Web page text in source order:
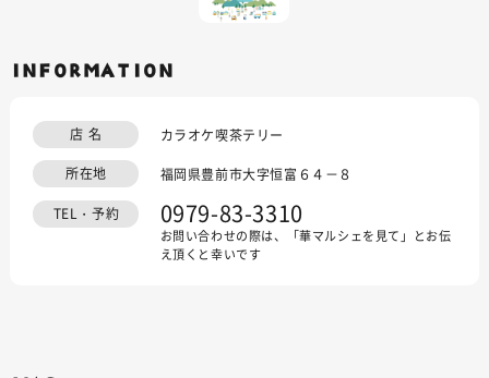
INFORMATION
店 名
カラオケ喫茶テリー
所在地
福岡県豊前市大字恒富６４－８
TEL・予約
0979-83-3310
お問い合わせの際は、「華マルシェを見て」とお伝
え頂くと幸いです